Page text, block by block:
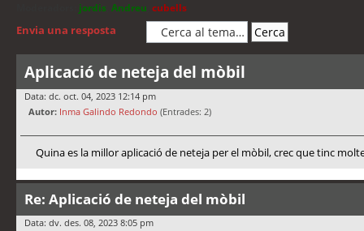
jordis Andreu cubells
Envia una resposta
Aplicació de neteja del mòbil
Data: dc. oct. 04, 2023 12:14 pm
Autor: Inma Galindo Redondo (Entrades: 2)
Quina es la millor aplicació de neteja per el mòbil, crec que tinc
Re: Aplicació de neteja del mòbil
Data: dv. des. 08, 2023 8:05 pm